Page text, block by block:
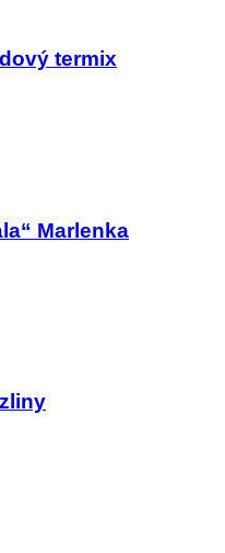
termix
Marlenka